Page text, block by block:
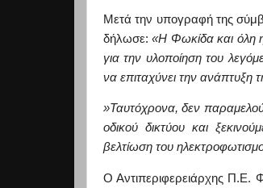
Μετά την υπογραφή της
δήλωσε:«Η Φωκίδα και όλη
για την υλοποίηση του
να επιταχύνει την ανάπτυξη
»Ταυτόχρονα, δεν
οδικού δικτύου και
βελτίωση του
Ο Αντιπεριφερειάρχης Π.Ε.